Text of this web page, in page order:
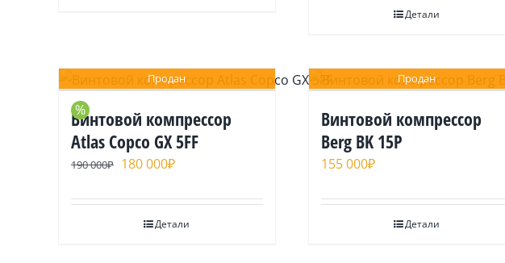
Детали
Продан
%
Винтовой компрессор
Atlas Copco GX 5FF
190 000₽ 180 000₽
Детали
Продан
Винтовой компрессор
Berg BK 15P
155 000₽
Детали